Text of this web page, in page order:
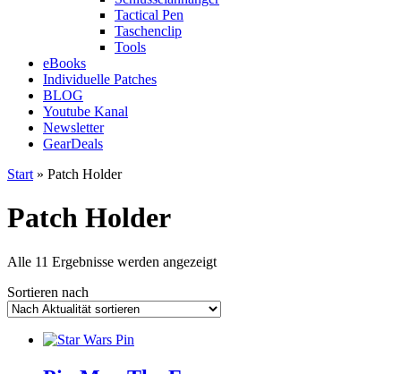
Tactical Pen
Taschenclip
Tools
eBooks
Individuelle Patches
BLOG
Youtube Kanal
Newsletter
GearDeals
Start » Patch Holder
Patch Holder
Alle 11 Ergebnisse werden angezeigtNach
Sortieren nach